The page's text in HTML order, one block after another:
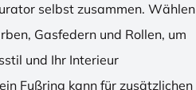
selbst zusammen. Wählen
Gasfedern und Rollen, um
und Ihr Interieur
Fußring kann für zusätzlichen